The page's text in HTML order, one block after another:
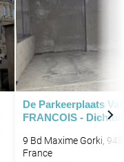
De Parkeerplaats
FRANCOIS - Dichtbij
9 Bd Maxime Gorki,
France